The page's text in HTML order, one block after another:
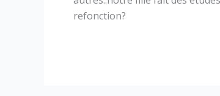
refonction?